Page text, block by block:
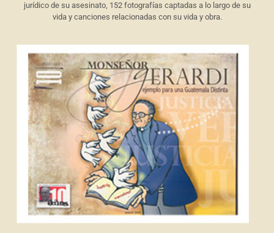
jurídico de su asesinato, 152 fotografías captadas a lo largo de su
vida y canciones relacionadas con su vida y obra.